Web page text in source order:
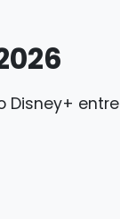
Disney+ entre